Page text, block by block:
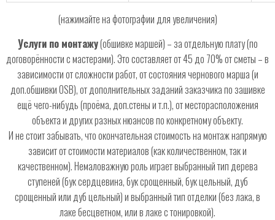
(нажимайте на фотографии для увеличения)
Услуги по монтажу(обшивке маршей) – за отдельную плату (по
договорённости с мастерами). Это составляет от 45 до 70% от сметы – в
зависимости от сложности работ, от состояния чернового марша (и
доп.обшивки OSB), от дополнительных заданий заказчика по зашивке
ещё чего-нибудь (проёма, доп.стены и т.п.), от месторасположения
объекта и других разных нюансов по конкретному объекту.
И не стоит забывать, что окончательная стоимость на монтаж напрямую
зависит от стоимости материалов (как количественном, так и
качественном). Немаловажную роль играет выбранный тип дерева
ступеней (бук сердцевина, бук срощенный, бук цельный, дуб
срощенный или дуб цельный) и выбранный тип отделки (без лака, в
лаке бесцветном, или в лаке с тонировкой).